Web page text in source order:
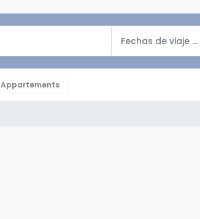
Appartements